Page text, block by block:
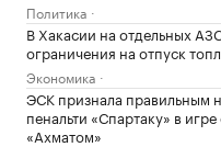
Политика
В Хакасии на отдельных
ограничения на отпуск
Экономика
ЭСК признала правильным
пенальти «Спартаку» в игре
«Ахматом»